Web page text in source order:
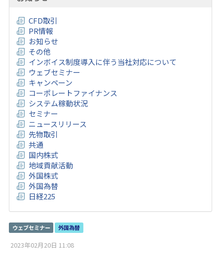
CFD取引
PR情報
お知らせ
その他
インボイス制度導入に伴う当社対応について
ウェブセミナー
キャンペーン
コーポレートファイナンス
システム稼動状況
セミナー
ニュースリリース
先物取引
共通
国内株式
地域貢献活動
外国株式
外国為替
日経225
ウェブセミナー 外国為替
2023年02月20日 11:08